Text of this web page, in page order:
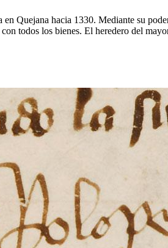
Quejana hacia 1330. Mediante su
todos los bienes. El heredero del